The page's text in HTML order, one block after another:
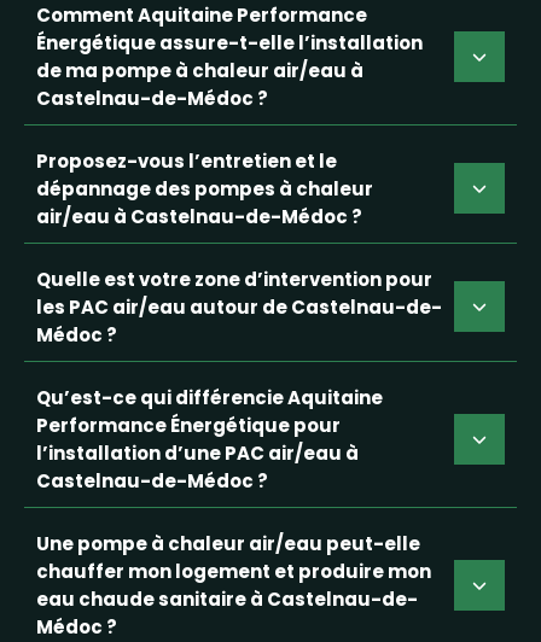
Comment Aquitaine Performance
Énergétique assure-t-elle l’installation
de ma pompe à chaleur air/eau à
Castelnau-de-Médoc ?
Proposez-vous l’entretien et le
dépannage des pompes à chaleur
air/eau à Castelnau-de-Médoc ?
Quelle est votre zone d’intervention pour
les PAC air/eau autour de Castelnau-de-
Médoc ?
Qu’est-ce qui différencie Aquitaine
Performance Énergétique pour
l’installation d’une PAC air/eau à
Castelnau-de-Médoc ?
Une pompe à chaleur air/eau peut-elle
chauffer mon logement et produire mon
eau chaude sanitaire à Castelnau-de-
Médoc ?